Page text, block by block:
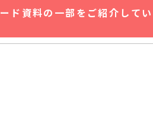
ド資料の一部をご紹介してい